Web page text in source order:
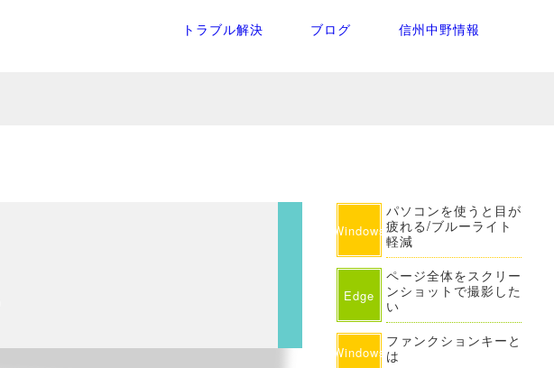
信州中野情報
ブログ
トラブル解決
Windows
パソコンを使うと目が
疲れる/ブルーライト
軽減
Edge
ページ全体をスクリー
ンショットで撮影した
い
Windows
ファンクションキーと
は